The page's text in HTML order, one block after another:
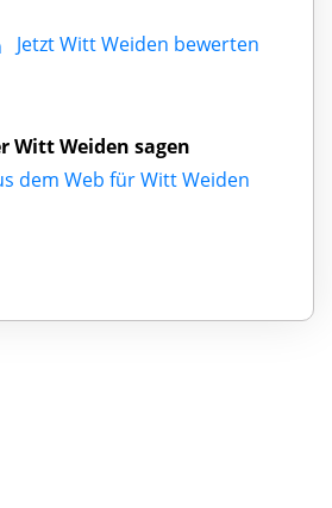
Jetzt Witt Weiden bewerten
Witt Weiden sagen
dem Web für Witt Weiden